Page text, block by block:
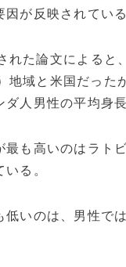
が反映されている
れた論文による
地域と米国だった
人男性の平均身
も高いのはラト
る。
いのは、男性で